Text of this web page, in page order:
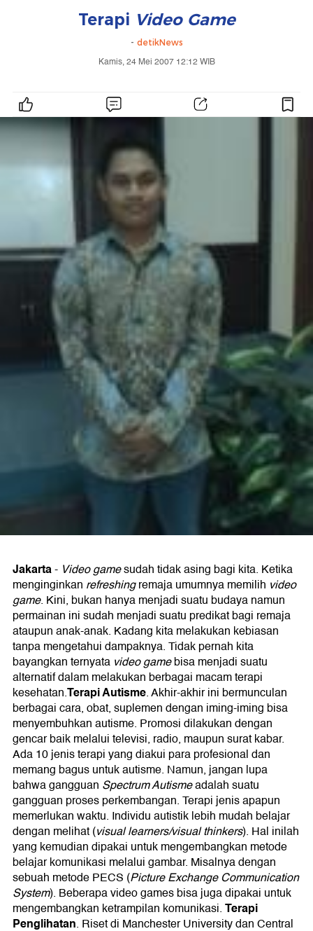
Terapi Video Game
- detikNews
Kamis, 24 Mei 2007 12:12 WIB
Jakarta- Video gamesudah tidak asing bagi kita. Ketika
menginginkan refreshingremaja umumnya memilih video
game. Kini, bukan hanya menjadi suatu budaya namun
permainan ini sudah menjadi suatu predikat bagi remaja
ataupun anak-anak. Kadang kita melakukan kebiasan
tanpa mengetahui dampaknya. Tidak pernah kita
bayangkan ternyata video gamebisa menjadi suatu
alternatif dalam melakukan berbagai macam terapi
kesehatan.Terapi Autisme. Akhir-akhir ini bermunculan
berbagai cara, obat, suplemen dengan iming-iming bisa
menyembuhkan autisme. Promosi dilakukan dengan
gencar baik melalui televisi, radio, maupun surat kabar.
Ada 10 jenis terapi yang diakui para profesional dan
memang bagus untuk autisme. Namun, jangan lupa
bahwa gangguan Spectrum Autismeadalah suatu
gangguan proses perkembangan. Terapi jenis apapun
memerlukan waktu. Individu autistik lebih mudah belajar
dengan melihat (visual learners/visual thinkers). Hal inilah
yang kemudian dipakai untuk mengembangkan metode
belajar komunikasi melalui gambar. Misalnya dengan
sebuah metode PECS (Picture Exchange Communication
System). Beberapa video games bisa juga dipakai untuk
mengembangkan ketrampilan komunikasi.Terapi
Penglihatan. Riset di Manchester University dan Central